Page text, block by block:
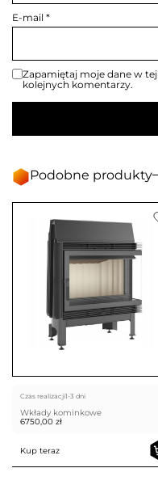
E-mail *
Zapamiętaj moje dane w
kolejnych komentarzy.
Podobne produkty
Czas realizacji1-3 dni
Wkłady kominkowe
6750,00 zł
Kup teraz